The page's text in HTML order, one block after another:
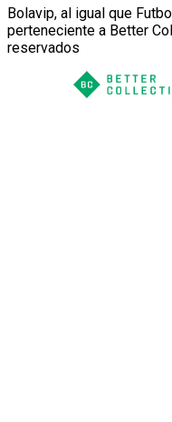
Bolavip, al igual que
perteneciente a Better
reservados